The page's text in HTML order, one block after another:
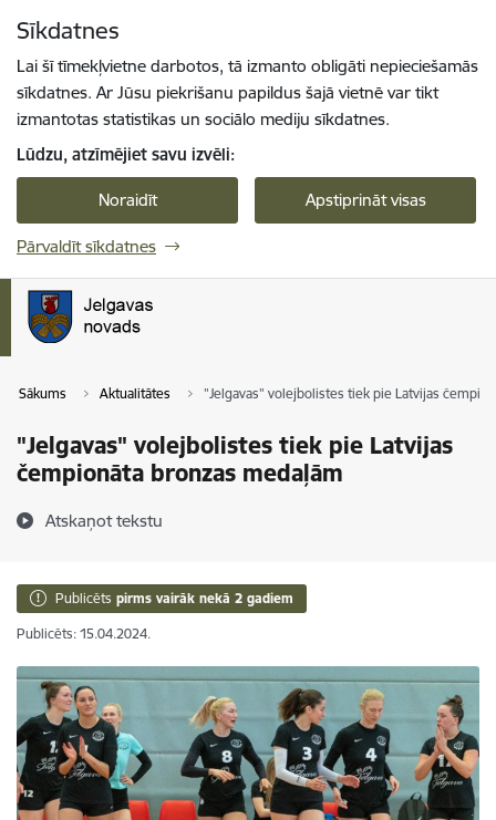
Sīkdatnes
Lai šī tīmekļvietne darbotos, tā izmanto obligāti nepieciešamās
sīkdatnes. Ar Jūsu piekrišanu papildus šajā vietnē var tikt
izmantotas statistikas un sociālo mediju sīkdatnes.
Lūdzu, atzīmējiet savu izvēli:
Noraidīt Apstiprināt visas
Pārvaldīt sīkdatnes
Sākums Aktualitātes "Jelgavas" volejbolistes tiek pie Latvijas
"Jelgavas" volejbolistes tiek pie Latvijas
čempionāta bronzas medaļām
Atskaņot tekstu
Publicēts pirms vairāk nekā 2 gadiem
Publicēts: 15.04.2024.